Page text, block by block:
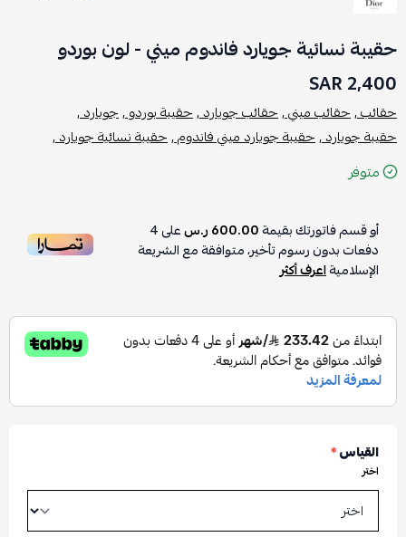
حقيبة نسائية جويارد فاندوم ميني - لون بوردو
2,400 SAR
حقائب ,حقائب ميني ,حقائب جويارد ,حقيبة بوردو ,جويارد ,
حقيبة جويارد ,حقيبة جويارد ميني فاندوم ,حقيبة نسائية جويارد ,
متوفر
أو قسم فاتورتك بقيمة600.00 ر.س على4
دفعات بدون رسوم تأخير، متوافقة مع الشريعة
الإسلاميةاعرف أكثر
القياس*
اختر